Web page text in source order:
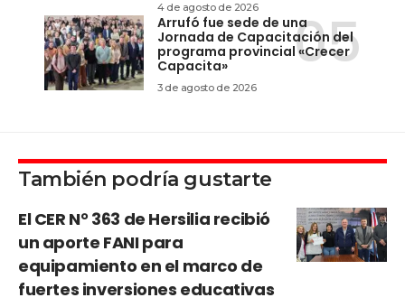
4 de agosto de 2026
Arrufó fue sede de una
Jornada de Capacitación del
programa provincial «Crecer
Capacita»
3 de agosto de 2026
También podría gustarte
El CER N° 363 de Hersilia recibió
un aporte FANI para
equipamiento en el marco de
fuertes inversiones educativas